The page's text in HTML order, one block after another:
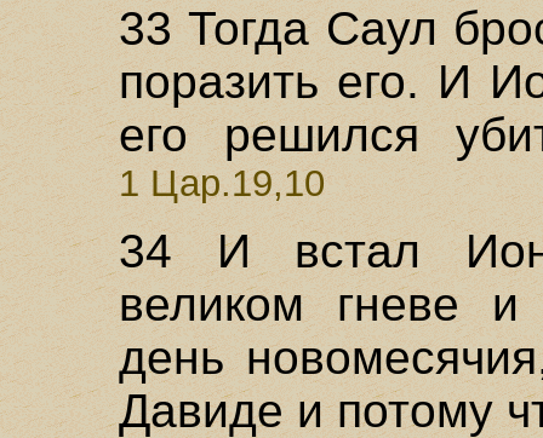
33 Тогда Саул
поразить его. И
его решился
1 Цар.19,10
34 И встал
великом гневе
день
Давиде и потому